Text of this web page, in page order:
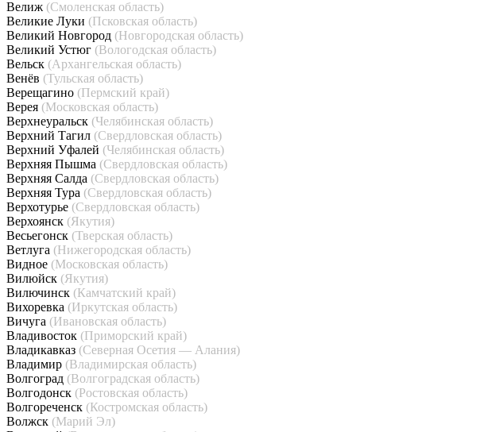
Велиж (Смоленская область)
Великие Луки (Псковская область)
Великий Новгород (Новгородская область)
Великий Устюг (Вологодская область)
Вельск (Архангельская область)
Венёв (Тульская область)
Верещагино (Пермский край)
Верея (Московская область)
Верхнеуральск (Челябинская область)
Верхний Тагил (Свердловская область)
Верхний Уфалей (Челябинская область)
Верхняя Пышма (Свердловская область)
Верхняя Салда (Свердловская область)
Верхняя Тура (Свердловская область)
Верхотурье (Свердловская область)
Верхоянск (Якутия)
Весьегонск (Тверская область)
Ветлуга (Нижегородская область)
Видное (Московская область)
Вилюйск (Якутия)
Вилючинск (Камчатский край)
Вихоревка (Иркутская область)
Вичуга (Ивановская область)
Владивосток (Приморский край)
Владикавказ (Северная Осетия — Алания)
Владимир (Владимирская область)
Волгоград (Волгоградская область)
Волгодонск (Ростовская область)
Волгореченск (Костромская область)
Волжск (Марий Эл)